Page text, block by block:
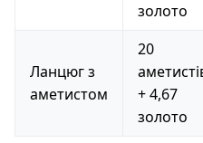
золото
Ланцюг з
аметистом
20
+ 4,67
золото